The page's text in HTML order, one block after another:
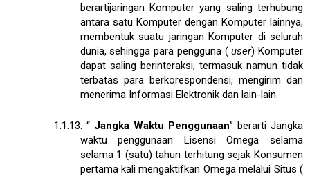
berartijaringan Komputer yang saling terhubung
antara satu Komputer dengan Komputer lainnya,
membentuk suatu jaringan Komputer di seluruh
dunia, sehingga para pengguna (user) Komputer
dapat saling berinteraksi, termasuk namun tidak
terbatas para berkorespondensi, mengirim dan
menerima Informasi Elektronik dan lain-lain.
1.1.13. “ Jangka Waktu Penggunaan” berarti Jangka
waktu penggunaan Lisensi Omega selama
selama 1 (satu) tahun terhitung sejak Konsumen
pertama kali mengaktifkan Omega melalui Situs (